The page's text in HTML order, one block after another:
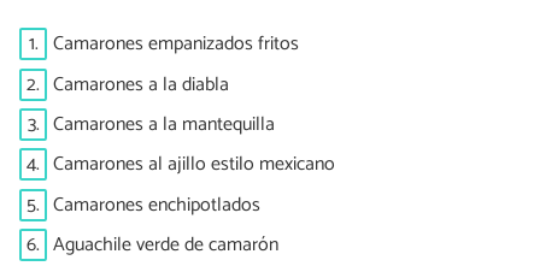
1. Camarones empanizados fritos
2. Camarones a la diabla
3. Camarones a la mantequilla
4. Camarones al ajillo estilo mexicano
5. Camarones enchipotlados
6. Aguachile verde de camarón